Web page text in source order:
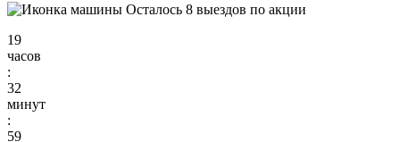
Осталось 8 выездов по акции
19
часов
:
32
минут
:
58